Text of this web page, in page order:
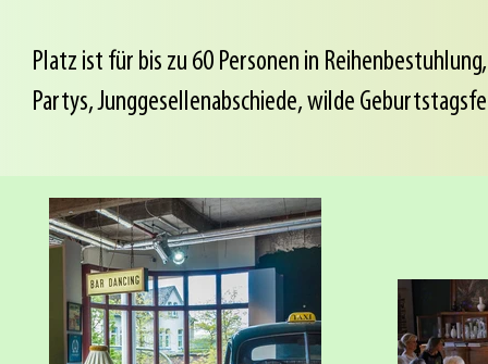
Platz ist für bis zu 60 Personen in
Partys, Junggesellenabschiede, wilde